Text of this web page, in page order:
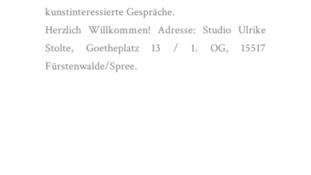
kunstinteressierte Gespräche.
Herzlich Willkommen! Adresse: Studio Ulrike
Stolte, Goetheplatz 13 / 1. OG, 15517
Fürstenwalde/Spree.